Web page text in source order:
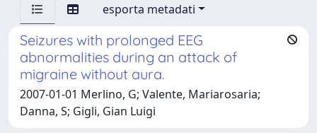
esporta metadati
Seizures with prolonged EEG
abnormalities during an attack of
migraine without aura.
2007-01-01 Merlino, G; Valente, Mariarosaria;
Danna, S; Gigli, Gian Luigi